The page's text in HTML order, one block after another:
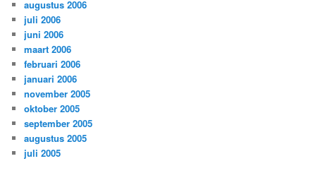
augustus 2006
juli 2006
juni 2006
maart 2006
februari 2006
januari 2006
november 2005
oktober 2005
september 2005
augustus 2005
juli 2005